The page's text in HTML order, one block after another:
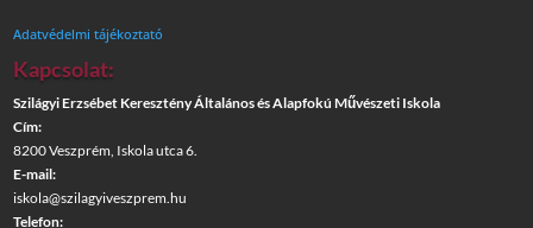
Adatvédelmi tájékoztató
Kapcsolat:
Szilágyi Erzsébet Keresztény Általános és Alapfokú Művészeti Iskola
Cím:
8200 Veszprém, Iskola utca 6.
E-mail:
iskola@szilagyiveszprem.hu
Telefon: